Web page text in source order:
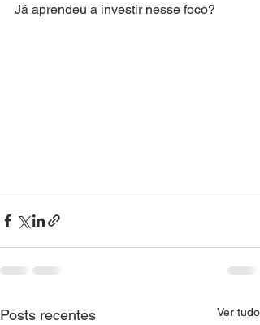
Já aprendeu a investir nesse foco?
Posts recentes Ver tudo